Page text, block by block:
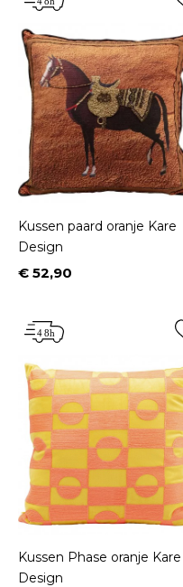
Kussen paard oranje Kare
Design
Prijs
€ 52,90
Kussen Phase oranje Kare
Design